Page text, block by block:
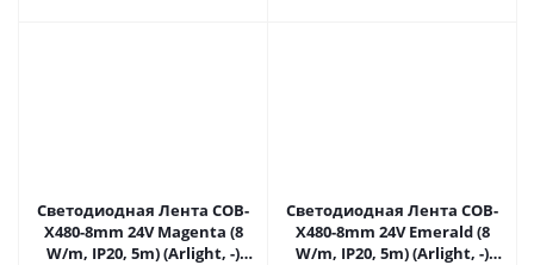
Светодиодная Лента COB-
X480-8mm 24V Magenta (8
W/m, IP20, 5m) (Arlight, -)
Светодиодная Лента COB-
X480-8mm 24V Emerald (8
W/m, IP20, 5m) (Arlight, -)